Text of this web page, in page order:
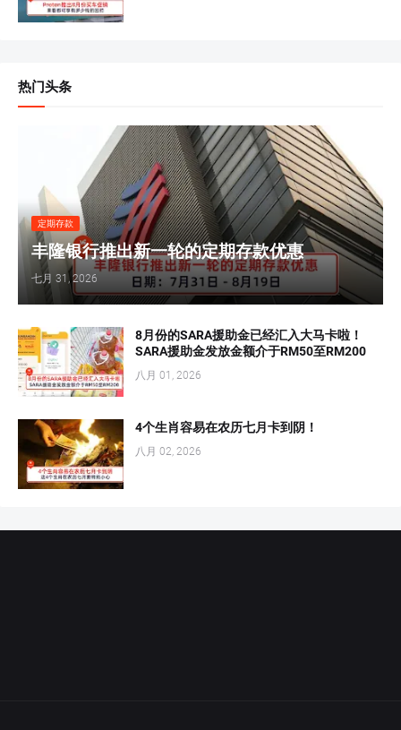
热门头条
定期存款
丰隆银行推出新一轮的定期存款优惠
七月 31, 2026
8月份的SARA援助金已经汇入大马卡啦！
SARA援助金发放金额介于RM50至RM200
八月 01, 2026
4个生肖容易在农历七月卡到阴！
八月 02, 2026